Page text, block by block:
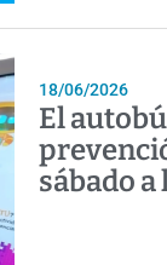
18/06/2026
El
sábado